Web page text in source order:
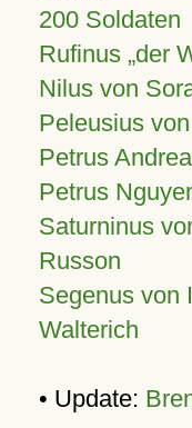
200 Soldaten
Rufinus „der
Nilus von
Peleusius
Petrus
Petrus
Saturninus
Russon
Segenus von
Walterich
• Update: